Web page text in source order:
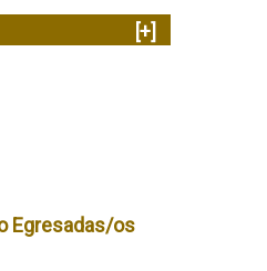
[+]
Egresadas/os